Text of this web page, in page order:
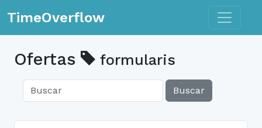
TimeOverflow Toggle
Ofertas formularis
Buscar